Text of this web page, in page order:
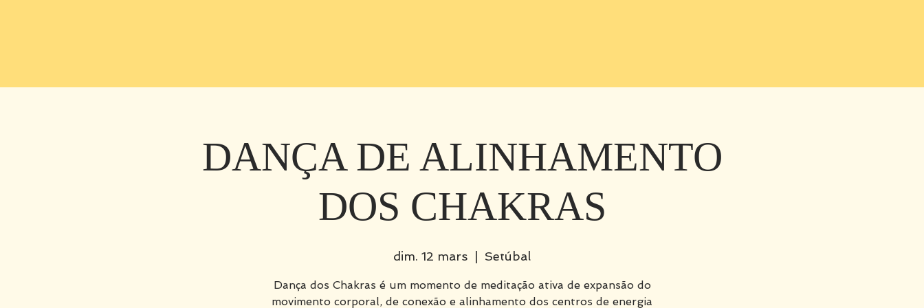
DANÇA DE ALINHAMENTO
DOS CHAKRAS
dim. 12 mars Setúbal
Dança dos Chakras é um momento de meditação ativa de expansão do
movimento corporal, de conexão e alinhamento dos centros de energia